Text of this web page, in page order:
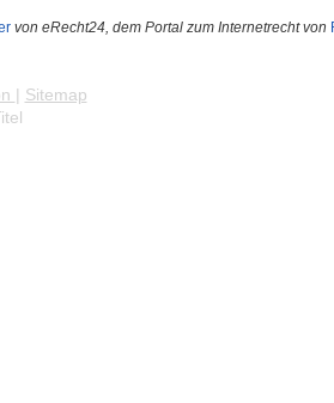
von eRecht24, dem Portal zum Internetrecht von
| Sitemap